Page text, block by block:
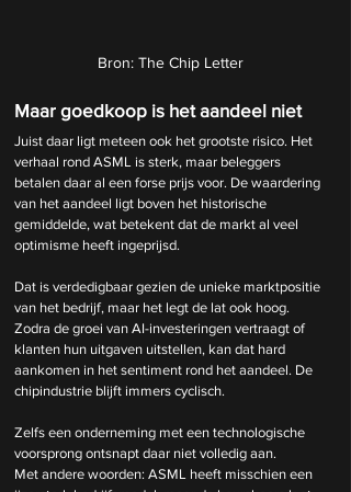
Bron: The Chip Letter
Maar goedkoop is het aandeel niet
Juist daar ligt meteen ook het grootste risico. Het
verhaal rond ASML is sterk, maar beleggers
betalen daar al een forse prijs voor. De waardering
van het aandeel ligt boven het historische
gemiddelde, wat betekent dat de markt al veel
optimisme heeft ingeprijsd.
Dat is verdedigbaar gezien de unieke marktpositie
van het bedrijf, maar het legt de lat ook hoog.
Zodra de groei van AI-investeringen vertraagt of
klanten hun uitgaven uitstellen, kan dat hard
aankomen in het sentiment rond het aandeel. De
chipindustrie blijft immers cyclisch.
Zelfs een onderneming met een technologische
voorsprong ontsnapt daar niet volledig aan.
Met andere woorden: ASML heeft misschien een